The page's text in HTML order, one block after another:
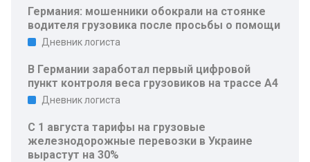
Германия: мошенники обокрали на стоянке
водителя грузовика после просьбы о помощи
Дневник логиста
В Германии заработал первый цифровой
пункт контроля веса грузовиков на трассе A4
Дневник логиста
С 1 августа тарифы на грузовые
железнодорожные перевозки в Украине
вырастут на 30%